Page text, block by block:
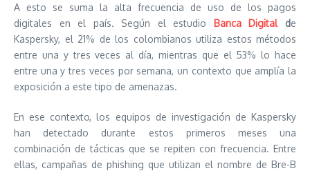
A esto se suma la alta frecuencia de uso de los pagos
digitales en el país. Según el estudio Banca Digitalde
Kaspersky, el 21% de los colombianos utiliza estos métodos
entre una y tres veces al día, mientras que el 53% lo hace
entre una y tres veces por semana, un contexto que amplía la
exposición a este tipo de amenazas.
En ese contexto, los equipos de investigación de Kaspersky
han detectado durante estos primeros meses una
combinación de tácticas que se repiten con frecuencia. Entre
ellas, campañas de phishing que utilizan el nombre de Bre-B